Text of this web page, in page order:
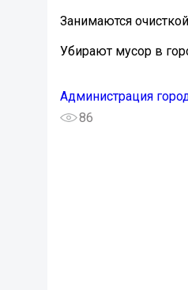
Занимаются
Убирают мусор в
Администрация
86